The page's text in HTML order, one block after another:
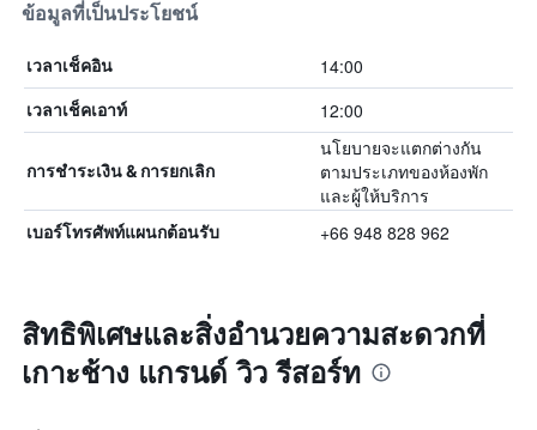
ข้อมูลที่เป็นประโยชน์
เวลาเช็คอิน 14:00
เวลาเช็คเอาท์ 12:00
การชำระเงิน & การยกเลิก
นโยบายจะแตกต่างกัน
ตามประเภทของห้องพัก
และผู้ให้บริการ
เบอร์โทรศัพท์แผนกต้อนรับ +66 948 828 962
สิทธิพิเศษและสิ่งอำนวยความสะดวกที่
เกาะช้าง แกรนด์ วิว รีสอร์ท